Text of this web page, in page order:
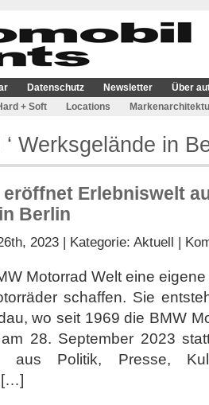
Datenschutz Newsletter
Über
+ Soft Locations
Werksgelände in
Erlebniswelt
Berlin
2023 | Kategorie: Aktuell |
Motorrad Welt eine
schaffen. Sie
wo seit 1969 die BMW
28. September 2023
aus Politik, Presse,
[…]